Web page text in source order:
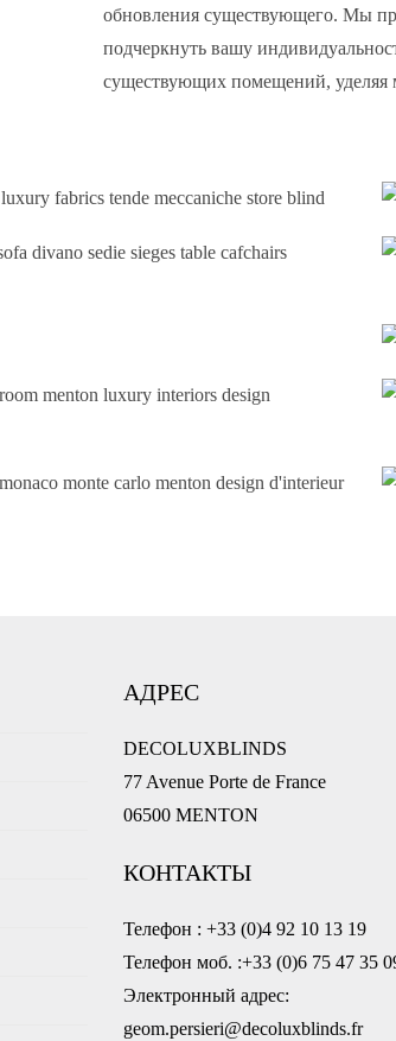
обновления существующего. Мы
подчеркнуть вашу
существующих помещений,
АДРЕС
DECOLUXBLINDS
77 Avenue Porte de France
06500 MENTON
КОНТАКТЫ
Телефон : +33 (0)4 92 10 13 19
Телефон моб. :+33 (0)6 75 47 35
Электронный адрес:
geom.persieri@decoluxblinds.fr